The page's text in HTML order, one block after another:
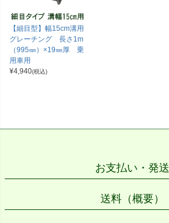
【細目型】幅15cm溝用
グレーチング 長さ1m
（995㎜）×19㎜厚 乗
用車用
¥4,940(税込)
お支払い・発送
送料（概要）